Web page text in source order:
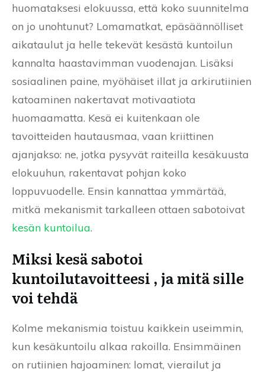
huomataksesi elokuussa, että koko suunnitelma
on jo unohtunut? Lomamatkat, epäsäännölliset
aikataulut ja helle tekevät kesästä kuntoilun
kannalta haastavimman vuodenajan. Lisäksi
sosiaalinen paine, myöhäiset illat ja arkirutiinien
katoaminen nakertavat motivaatiota
huomaamatta. Kesä ei kuitenkaan ole
tavoitteiden hautausmaa, vaan kriittinen
ajanjakso: ne, jotka pysyvät raiteilla kesäkuusta
elokuuhun, rakentavat pohjan koko
loppuvuodelle. Ensin kannattaa ymmärtää,
mitkä mekanismit tarkalleen ottaen sabotoivat
kesän kuntoilua.
Miksi kesä sabotoi
kuntoilutavoitteesi , ja mitä sille
voi tehdä
Kolme mekanismia toistuu kaikkein useimmin,
kun kesäkuntoilu alkaa rakoilla. Ensimmäinen
on rutiinien hajoaminen: lomat, vierailut ja